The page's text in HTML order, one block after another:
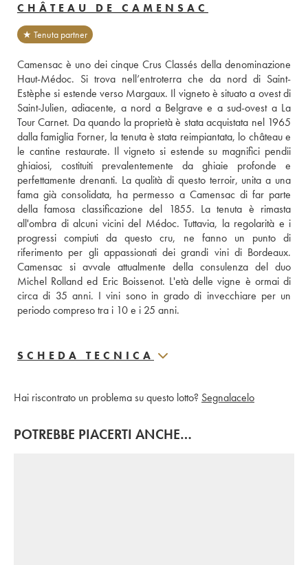
CHÂTEAU DE CAMENSAC
★ Tenuta partner
Camensac è uno dei cinque Crus Classés della denominazione
Haut-Médoc. Si trova nell’entroterra che da nord di Saint-
Estèphe si estende verso Margaux. Il vigneto è situato a ovest di
Saint-Julien, adiacente, a nord a Belgrave e a sud-ovest a La
Tour Carnet. Da quando la proprietà è stata acquistata nel 1965
dalla famiglia Forner, la tenuta è stata reimpiantata, lo château e
le cantine restaurate. Il vigneto si estende su magnifici pendii
ghiaiosi, costituiti prevalentemente da ghiaie profonde e
perfettamente drenanti. La qualità di questo terroir, unita a una
fama già consolidata, ha permesso a Camensac di far parte
della famosa classificazione del 1855. La tenuta è rimasta
all'ombra di alcuni vicini del Médoc. Tuttavia, la regolarità e i
progressi compiuti da questo cru, ne fanno un punto di
riferimento per gli appassionati dei grandi vini di Bordeaux.
Camensac si avvale attualmente della consulenza del duo
Michel Rolland ed Eric Boissenot. L'età delle vigne è ormai di
circa di 35 anni. I vini sono in grado di invecchiare per un
periodo compreso tra i 10 e i 25 anni.
SCHEDA TECNICA
Hai riscontrato un problema su questo lotto? Segnalacelo
POTREBBE PIACERTI ANCHE…